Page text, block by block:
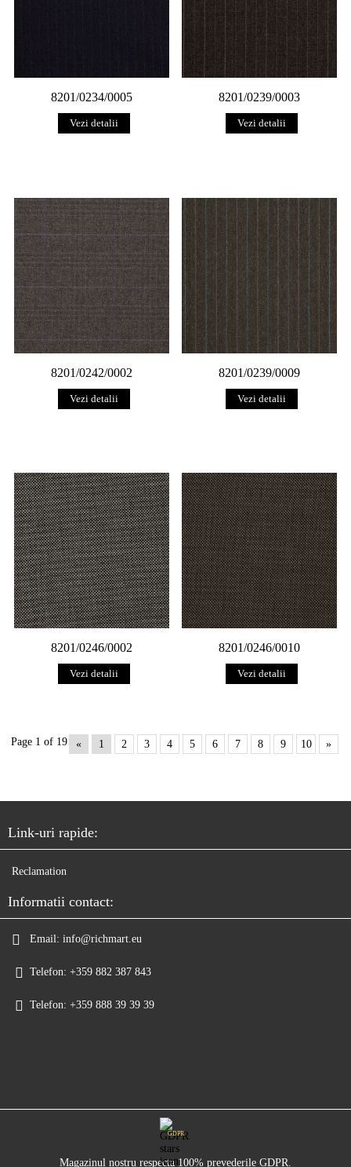
8201/0234/0005
Vezi detalii
8201/0239/0003
Vezi detalii
8201/0242/0002
Vezi detalii
8201/0239/0009
Vezi detalii
8201/0246/0002
Vezi detalii
8201/0246/0010
Vezi detalii
Page 1 of 19 « 1 2 3 4 5 6 7 8 9 10 »
Link-uri rapide:
Reclamation
Informatii contact:
Email: info@richmart.eu
Telefon: +359 882 387 843
Telefon: +359 888 39 39 39
GDPR
Magazinul nostru respecta 100% prevederile GDPR.